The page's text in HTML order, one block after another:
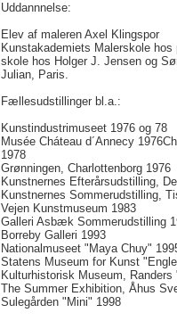
Uddannnelse:
Elev af maleren Axel Klingspor
Kunstakademiets Malerskole
skole hos Holger J. Jensen og
Julian, Paris.
Fællesudstillinger bl.a.:
Kunstindustrimuseet 1976 og 78
Musée Cháteau d´Annecy
1978
Grønningen, Charlottenborg 1976
Kunstnernes Efterårsudstilling,
Kunstnernes Sommerudstilling,
Vejen Kunstmuseum 1983
Galleri Asbæk Sommerudstilling
Borreby Galleri 1993
Nationalmuseet "Maya Chuy"
Statens Museum for Kunst
Kulturhistorisk Museum, Randers
The Summer Exhibition, Åhus
Sulegården "Mini" 1998